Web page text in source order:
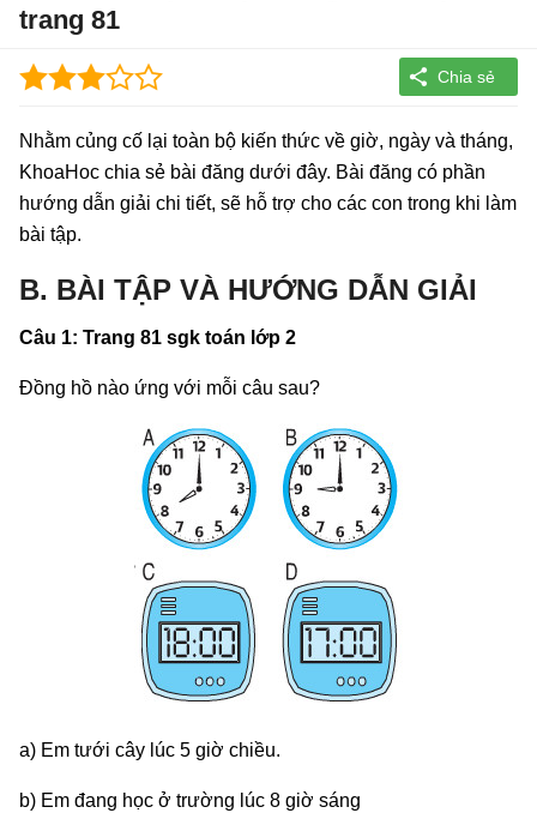
trang 81
Nhằm củng cố lại toàn bộ kiến thức về giờ, ngày và tháng,
KhoaHoc chia sẻ bài đăng dưới đây. Bài đăng có phần
hướng dẫn giải chi tiết, sẽ hỗ trợ cho các con trong khi làm
bài tập.
B. BÀI TẬP VÀ HƯỚNG DẪN GIẢI
Câu 1: Trang 81 sgk toán lớp 2
Đồng hồ nào ứng với mỗi câu sau?
a) Em tưới cây lúc 5 giờ chiều.
b) Em đang học ở trường lúc 8 giờ sáng